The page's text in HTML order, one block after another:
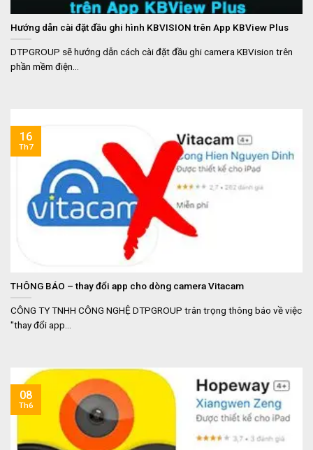
Hướng dẫn cài đặt đầu ghi hình KBVISION trên App KBView Plus
DTPGROUP sẽ hướng dẫn cách cài đặt đầu ghi camera KBVision trên
phần mềm điện...
THÔNG BÁO – thay đổi app cho dòng camera Vitacam
CÔNG TY TNHH CÔNG NGHỆ DTPGROUP trân trọng thông báo về việc
"thay đổi app...
16
Th7
08
Th6